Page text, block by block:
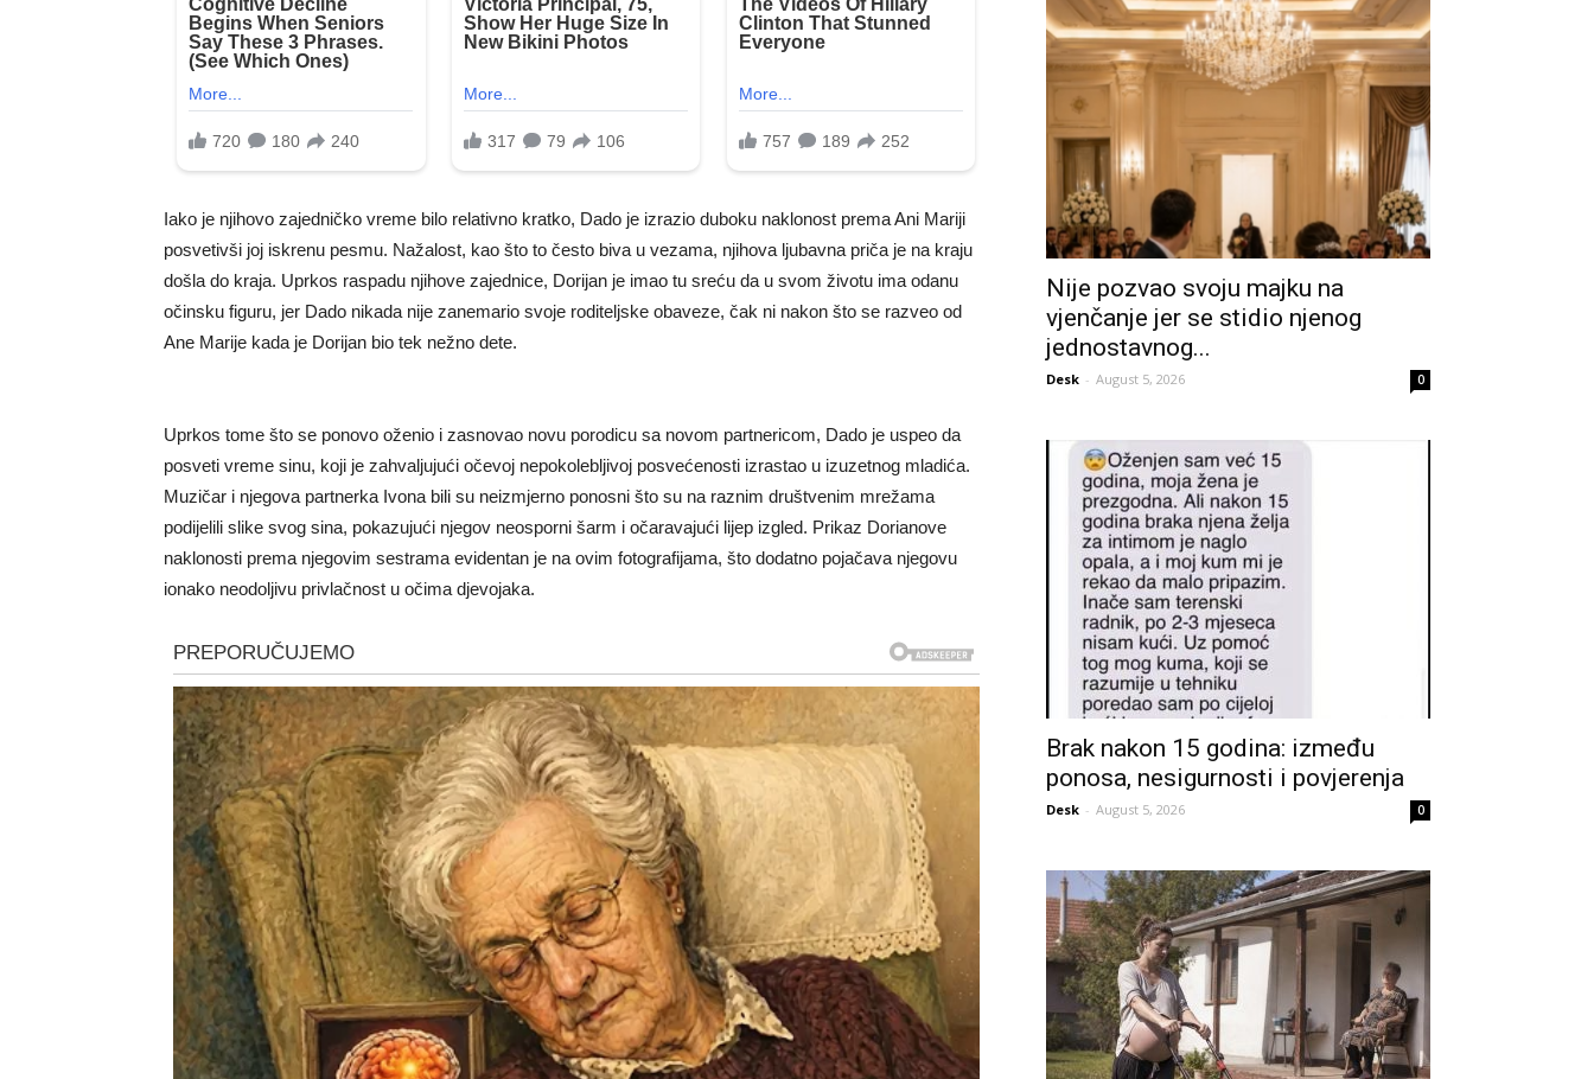
Iako je njihovo zajedničko vreme bilo relativno kratko, Dado je izrazio duboku naklonost prema Ani Mariji
posvetivši joj iskrenu pesmu. Nažalost, kao što to često biva u vezama, njihova ljubavna priča je na kraju
došla do kraja. Uprkos raspadu njihove zajednice, Dorijan je imao tu sreću da u svom životu ima odanu
očinsku figuru, jer Dado nikada nije zanemario svoje roditeljske obaveze, čak ni nakon što se razveo od
Ane Marije kada je Dorijan bio tek nežno dete.
Uprkos tome što se ponovo oženio i zasnovao novu porodicu sa novom partnericom, Dado je uspeo da
posveti vreme sinu, koji je zahvaljujući očevoj nepokolebljivoj posvećenosti izrastao u izuzetnog mladića.
Muzičar i njegova partnerka Ivona bili su neizmjerno ponosni što su na raznim društvenim mrežama
podijelili slike svog sina, pokazujući njegov neosporni šarm i očaravajući lijep izgled. Prikaz Dorianove
naklonosti prema njegovim sestrama evidentan je na ovim fotografijama, što dodatno pojačava njegovu
ionako neodoljivu privlačnost u očima djevojaka.
Nije pozvao svoju majku na
vjenčanje jer se stidio njenog
jednostavnog...
Desk - August 5, 2026 0
Brak nakon 15 godina: između
ponosa, nesigurnosti i povjerenja
Desk - August 5, 2026 0